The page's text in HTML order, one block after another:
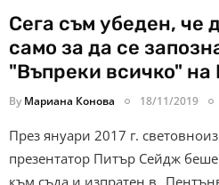
Сега съм убеден, че
само за да се
"Въпреки всичко"
By Мариана Конова 18/11/2019
През януари 2017 г.
презентатор Питър Сейдж